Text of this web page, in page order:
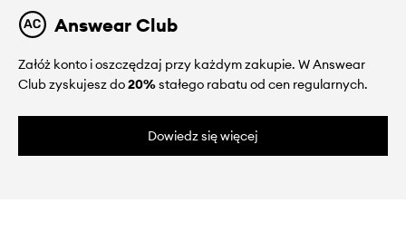
Answear Club
Załóż konto i oszczędzaj przy każdym zakupie. W Answear
Club zyskujesz do20%stałego rabatu od cen regularnych.
Dowiedz się więcej